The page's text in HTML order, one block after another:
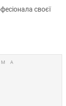
своєї